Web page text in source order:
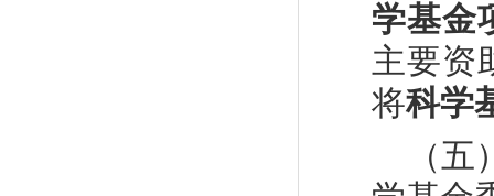
学基金
主要资
将科学
（